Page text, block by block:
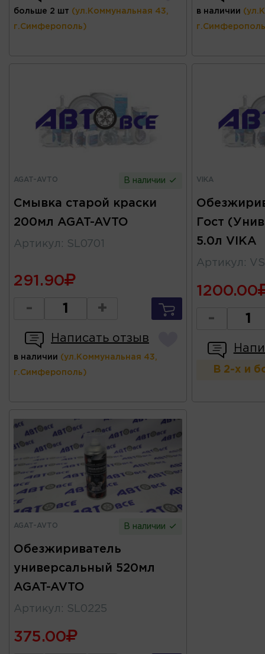
больше 2 шт (ул.Коммунальная 43,
г.Симферополь)
в наличии
AGAT-AVTO В наличии
Смывка старой краски
200мл AGAT-AVTO
Артикул : SL0701
291.90
- +
Написать отзыв
в наличии (ул.Коммунальная 43,
г.Симферополь)
VIKA
Гост
5.0л VIKA
Артикул :
1200.00
-
В 2-х и
AGAT-AVTO В наличии
Обезжириватель
универсальный 520мл
AGAT-AVTO
Артикул : SL0225
375.00